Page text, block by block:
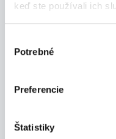
keď ste používali ich
súhlasu
Potrebné
Preferencie
Štatistiky
rozvoze
Hľadáme mužov
Prešov